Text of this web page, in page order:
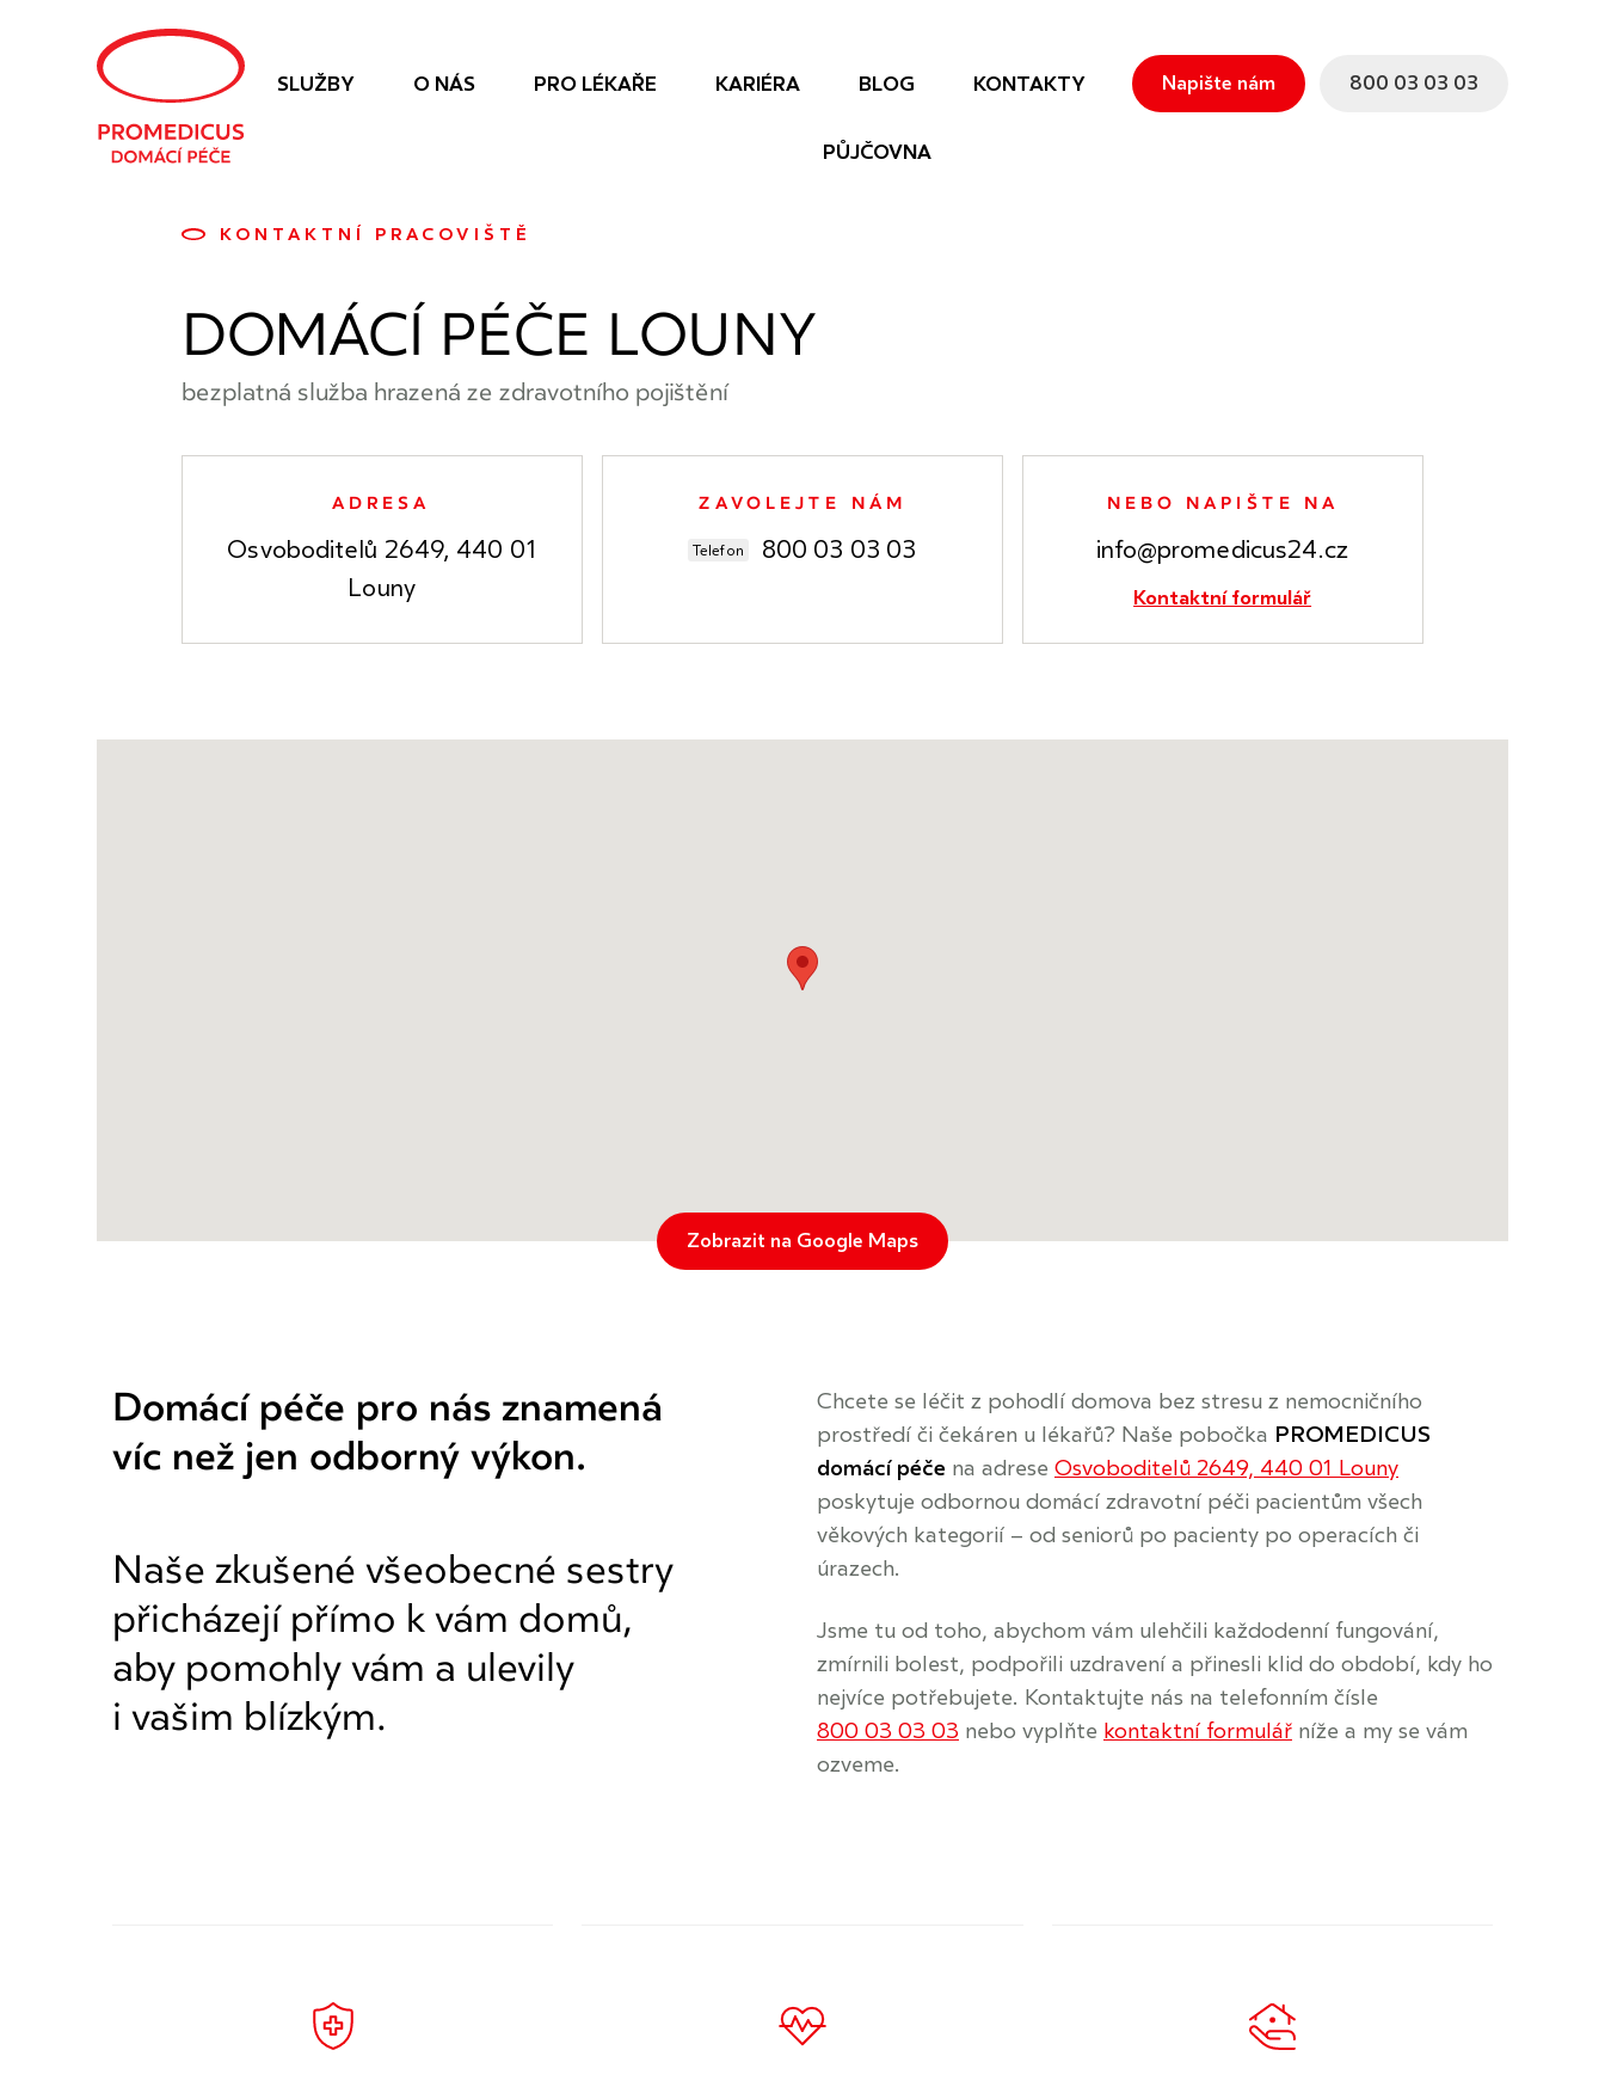
800 03 03 03
Napište nám
NavigaceSLUŽBY O NÁS PRO LÉKAŘE KARIÉRA BLOG KONTAKTY
PŮJČOVNA
KONTAKTNÍ PRACOVIŠTĚ
DOMÁCÍ PÉČE LOUNY
bezplatná služba hrazená ze zdravotního pojištění
ADRESA
Osvoboditelů 2649, 440 01
Louny
ZAVOLEJTE NÁM
Telefon 800 03 03 03
NEBO NAPIŠTE NA
info@promedicus24.cz
Kontaktní formulář
Zobrazit na Google Maps
Domácí péče pro nás znamená
víc než jen odborný výkon.
Naše zkušené všeobecné sestry
přicházejí přímo k vám domů,
aby pomohly vám a ulevily
i vašim blízkým.
Chcete se léčit z pohodlí domova bez stresu z nemocničního
prostředí či čekáren u lékařů? Naše pobočka PROMEDICUS
domácí péče na adrese Osvoboditelů 2649, 440 01 Louny
poskytuje odbornou domácí zdravotní péči pacientům všech
věkových kategorií – od seniorů po pacienty po operacích či
úrazech.
Jsme tu od toho, abychom vám ulehčili každodenní fungování,
zmírnili bolest, podpořili uzdravení a přinesli klid do období, kdy ho
nejvíce potřebujete. Kontaktujte nás na telefonním čísle
800 03 03 03 nebo vyplňte kontaktní formulář níže a my se vám
ozveme.